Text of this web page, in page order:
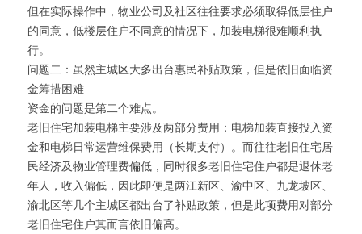
但在实际操作中，物业公司及社区往往要求必须取得低层住户
的同意，低楼层住户不同意的情况下，加装电梯很难顺利执
行。
问题二：虽然主城区大多出台惠民补贴政策，但是依旧面临资
金筹措困难
资金的问题是第二个难点。
老旧住宅加装电梯主要涉及两部分费用：电梯加装直接投入资
金和电梯日常运营维保费用（长期支付）。而往往老旧住宅居
民经济及物业管理费偏低，同时很多老旧住宅住户都是退休老
年人，收入偏低，因此即便是两江新区、渝中区、九龙坡区、
渝北区等几个主城区都出台了补贴政策，但是此项费用对部分
老旧住宅住户其而言依旧偏高。